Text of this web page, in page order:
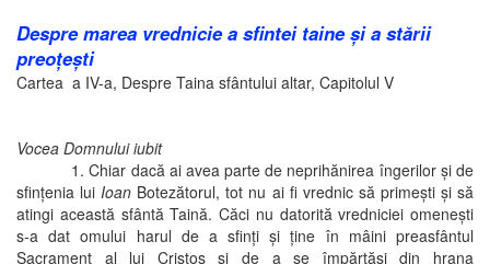
Despre marea vrednicie a sfintei taine şi a stării
preoţeşti
Cartea a IV-a, Despre Taina sfântului altar, Capitolul V
Vocea Domnului iubit
1. Chiar dacă ai avea parte de neprihănirea îngerilor şi de
sfinţenia lui Ioan Botezătorul, tot nu ai fi vrednic să primeşti şi să
atingi această sfântă Taină. Căci nu datorită vredniciei omeneşti
s-a dat omului harul de a sfinţi şi ţine în mâini preasfântul
Sacrament al lui Cristos şi de a se împărtăşi din hrana